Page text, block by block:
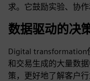
求。它鼓励实验、协
数据驱动的决
Digital transformation
和交易生成的大量数
策，更好地了解客户